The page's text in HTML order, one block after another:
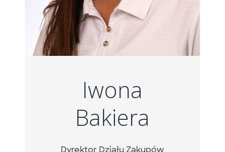
Iwona
Bakiera
Dyrektor Działu Zakupów